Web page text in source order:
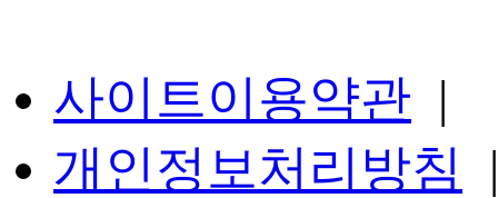
사이트이용약관 |
개인정보처리방침